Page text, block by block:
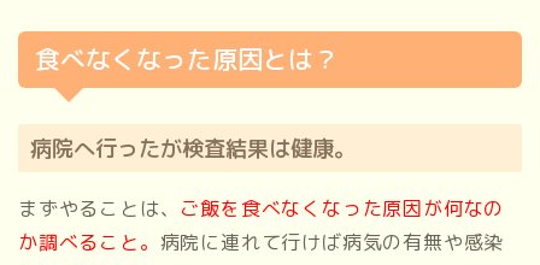
食べなくなった原因とは？
病院へ行ったが検査結果は健康。
まずやることは、 ご飯を食べなくなった原因が何なの
か調べること。 病院に連れて行けば病気の有無や感染